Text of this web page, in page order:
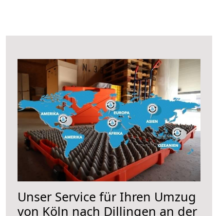
Unser Service für Ihren Umzug
von Köln nach Dillingen an der